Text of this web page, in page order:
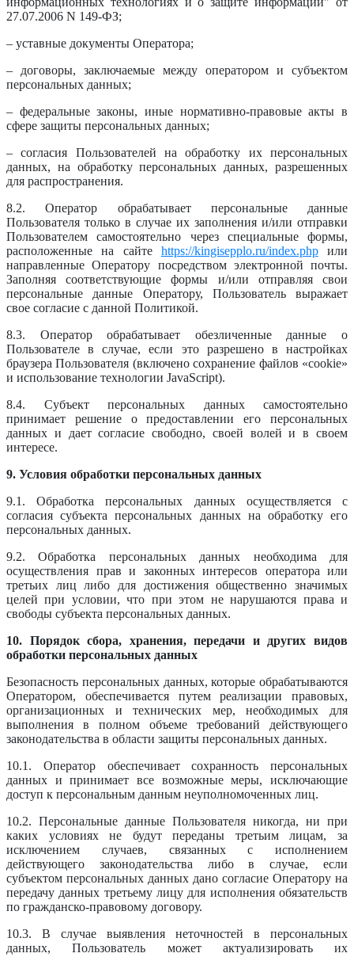
27.07.2006 N 149-ФЗ;
– уставные документы Оператора;
– договоры, заключаемые между оператором и субъектом
персональных данных;
– федеральные законы, иные нормативно-правовые акты в
сфере защиты персональных данных;
– согласия Пользователей на обработку их персональных
данных, на обработку персональных данных, разрешенных
для распространения.
8.2. Оператор обрабатывает персональные данные
Пользователя только в случае их заполнения и/или отправки
Пользователем самостоятельно через специальные формы,
расположенные на сайте https://kingisepplo.ru/index.phpили
направленные Оператору посредством электронной почты.
Заполняя соответствующие формы и/или отправляя свои
персональные данные Оператору, Пользователь выражает
свое согласие с данной Политикой.
8.3. Оператор обрабатывает обезличенные данные о
Пользователе в случае, если это разрешено в настройках
браузера Пользователя (включено сохранение файлов «cookie»
и использование технологии JavaScript).
8.4. Субъект персональных данных самостоятельно
принимает решение о предоставлении его персональных
данных и дает согласие свободно, своей волей и в своем
интересе.
9. Условия обработки персональных данных
9.1. Обработка персональных данных осуществляется с
согласия субъекта персональных данных на обработку его
персональных данных.
9.2. Обработка персональных данных необходима для
осуществления прав и законных интересов оператора или
третьих лиц либо для достижения общественно значимых
целей при условии, что при этом не нарушаются права и
свободы субъекта персональных данных.
10. Порядок сбора, хранения, передачи и других видов
обработки персональных данных
Безопасность персональных данных, которые обрабатываются
Оператором, обеспечивается путем реализации правовых,
организационных и технических мер, необходимых для
выполнения в полном объеме требований действующего
законодательства в области защиты персональных данных.
10.1. Оператор обеспечивает сохранность персональных
данных и принимает все возможные меры, исключающие
доступ к персональным данным неуполномоченных лиц.
10.2. Персональные данные Пользователя никогда, ни при
каких условиях не будут переданы третьим лицам, за
исключением случаев, связанных с исполнением
действующего законодательства либо в случае, если
субъектом персональных данных дано согласие Оператору на
передачу данных третьему лицу для исполнения обязательств
по гражданско-правовому договору.
10.3. В случае выявления неточностей в персональных
данных, Пользователь может актуализировать их